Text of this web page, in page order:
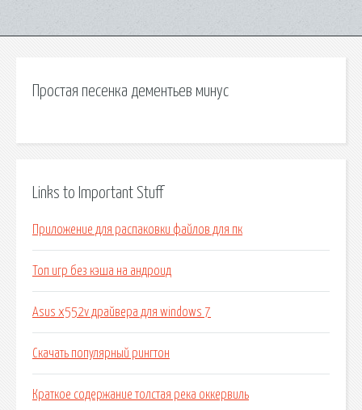
Простая песенка дементьев минус
Links to Important Stuff
Приложение для распаковки файлов для пк
Топ игр без кэша на андроид
Asus x552v драйвера для windows 7
Скачать популярный рингтон
Краткое содержание толстая река оккервиль